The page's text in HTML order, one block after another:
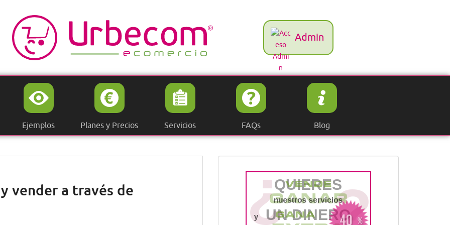
Admin
Ejemplos Planes y Precios Servicios FAQs Blog
vender a través de